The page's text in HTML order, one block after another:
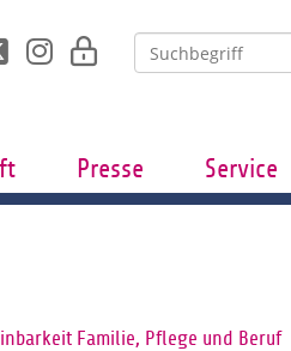
Presse Service
Familie, Pflege und Beruf